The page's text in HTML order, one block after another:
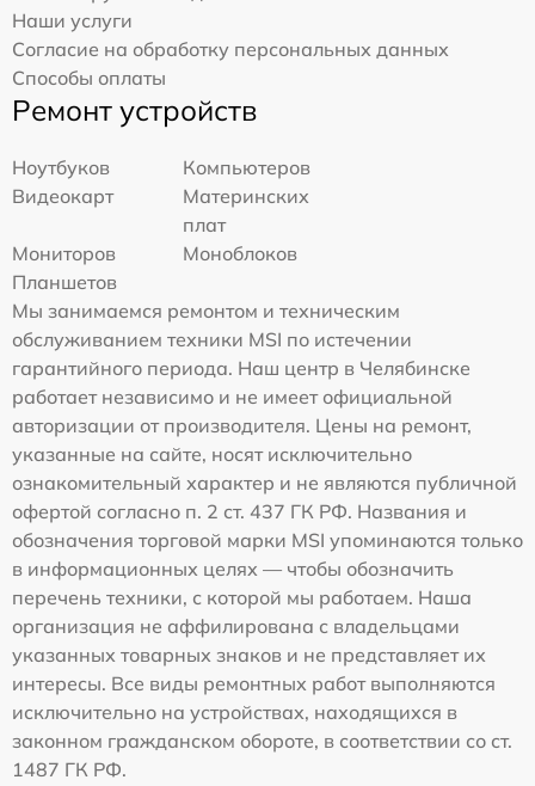
Наши услуги
Согласие на обработку персональных данных
Способы оплаты
Ремонт устройств
Ноутбуков
Компьютеров
Видеокарт
Материнских
плат
Мониторов
Моноблоков
Планшетов
Мы занимаемся ремонтом и техническим
обслуживанием техники MSI по истечении
гарантийного периода. Наш центр в Челябинске
работает независимо и не имеет официальной
авторизации от производителя. Цены на ремонт,
указанные на сайте, носят исключительно
ознакомительный характер и не являются публичной
офертой согласно п. 2 ст. 437 ГК РФ. Названия и
обозначения торговой марки MSI упоминаются только
в информационных целях — чтобы обозначить
перечень техники, с которой мы работаем. Наша
организация не аффилирована с владельцами
указанных товарных знаков и не представляет их
интересы. Все виды ремонтных работ выполняются
исключительно на устройствах, находящихся в
законном гражданском обороте, в соответствии со ст.
1487 ГК РФ.